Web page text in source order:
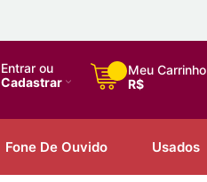
Entrar ou
Cadastrar
Meu Carrinho
R$
Fone De Ouvido Usados